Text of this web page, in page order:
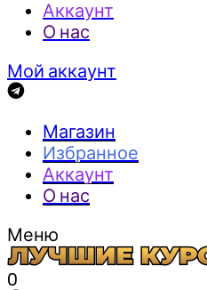
Аккаунт
О нас
Мой аккаунт
Магазин
Избранное
Аккаунт
О нас
Меню
0